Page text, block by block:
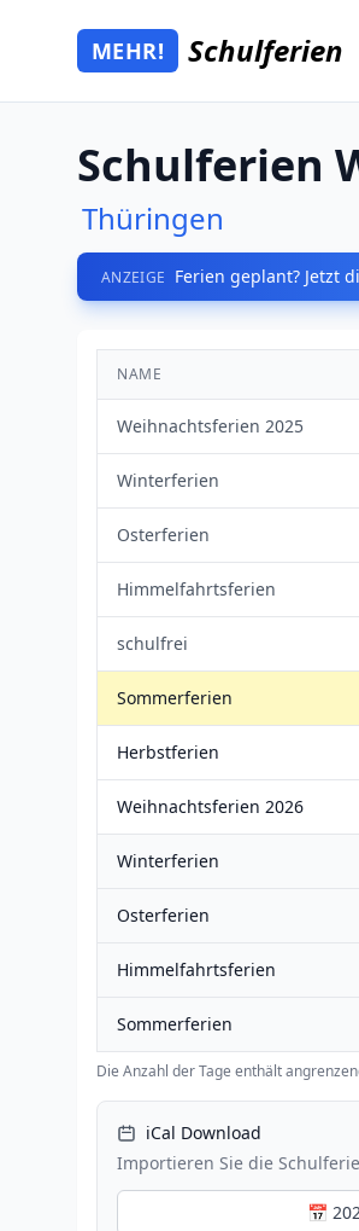
Zum Hauptinhalt springen
Mehr Schulferien
MEHR! Schulferien
Schulferien
Thüringen
ANZEIGE Ferien geplant? Jetzt
NAME
Weihnachtsferien 2025
Winterferien
Osterferien
Himmelfahrtsferien
schulfrei
Sommerferien
Herbstferien
Weihnachtsferien 2026
Winterferien
Osterferien
Himmelfahrtsferien
Sommerferien
Die Anzahl der Tage enthält
iCal Download
Importieren Sie die
📅